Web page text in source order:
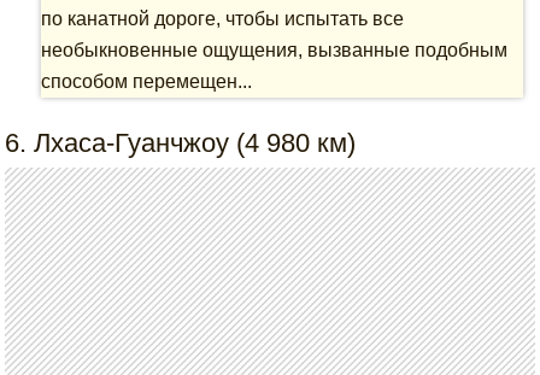
по канатной дороге, чтобы испытать все
необыкновенные ощущения, вызванные подобным
способом перемещен...
6. Лхаса-Гуанчжоу (4 980 км)